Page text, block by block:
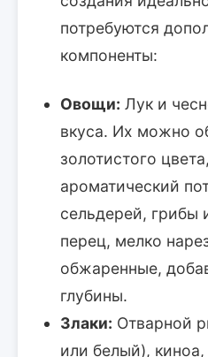
потребуются
компоненты:
Овощи: Лук и
вкуса. Их можно
золотистого
ароматический
сельдерей, грибы
перец, мелко
обжаренные,
глубины.
Злаки: Отварной
или белый), киноа,